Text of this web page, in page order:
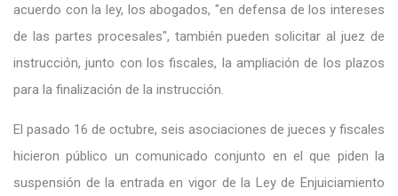
acuerdo con la ley, los abogados, "en defensa de los intereses
de las partes procesales", también pueden solicitar al juez de
instrucción, junto con los fiscales, la ampliación de los plazos
para la finalización de la instrucción.
El pasado 16 de octubre, seis asociaciones de jueces y fiscales
hicieron público un comunicado conjunto en el que piden la
suspensión de la entrada en vigor de la Ley de Enjuiciamiento